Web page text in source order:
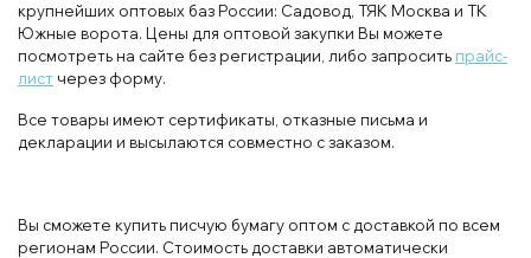
крупнейших оптовых баз России: Садовод, ТЯК Москва и ТК
Южные ворота. Цены для оптовой закупки Вы можете
посмотреть на сайте без регистрации, либо запросить прайс-
лист через форму.
Все товары имеют сертификаты, отказные письма и
декларации и высылаются совместно с заказом.
Вы сможете купить писчую бумагу оптом с доставкой по всем
регионам России. Стоимость доставки автоматически